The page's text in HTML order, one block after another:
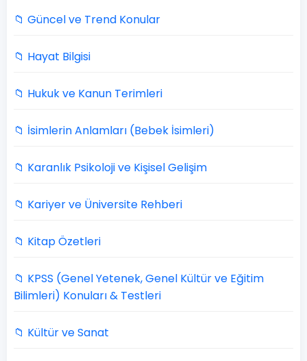
📁 Güncel ve Trend Konular
📁 Hayat Bilgisi
📁 Hukuk ve Kanun Terimleri
📁 İsimlerin Anlamları (Bebek İsimleri)
📁 Karanlık Psikoloji ve Kişisel Gelişim
📁 Kariyer ve Üniversite Rehberi
📁 Kitap Özetleri
📁 KPSS (Genel Yetenek, Genel Kültür ve Eğitim
Bilimleri) Konuları & Testleri
📁 Kültür ve Sanat